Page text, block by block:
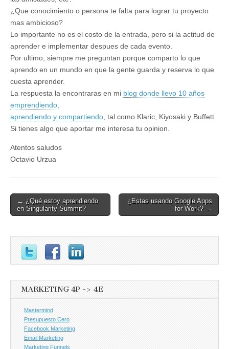
¿Que conocimiento o persona te falta para lograr tu proyecto
mas ambicioso?
Lo importante no es el costo de la entrada, pero si la actitud de
aprender e implementar despues de cada evento.
Por ultimo, siempre me preguntan porque comparto lo que
aprendo en un mundo en que la gente guarda y reserva lo que
cuesta aprender.
La respuesta la encontraras en mi blog donde llevo 10 años
emprendiendo,
aprendiendo y compartiendo , tal como Klaric, Kiyosaki y Buffett.
Si tienes algo que aportar me interesa tu opinion.
Atentos saludos
Octavio Urzua
Post
navigation
← ¿Qué estoy aprendiendo
en Singularity Summit?
¿Estas usando Google Apps
for Work? →
MARKETING 4P -> 4E
Mastermind
Presupuesto Cero
Facebook Marketing
Email Marketing
Marketing Funnels